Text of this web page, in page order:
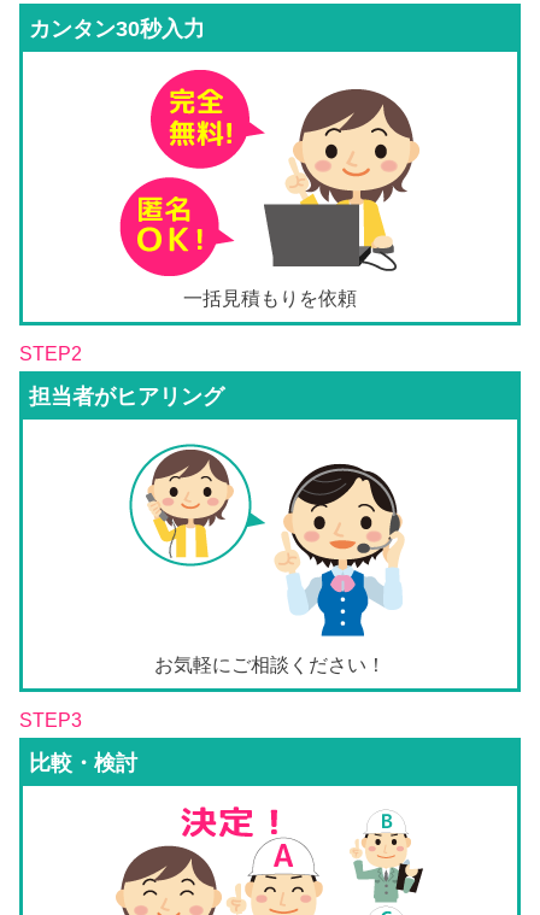
カンタン30秒入力
一括見積もりを依頼
STEP2
担当者がヒアリング
お気軽にご相談ください！
STEP3
比較・検討